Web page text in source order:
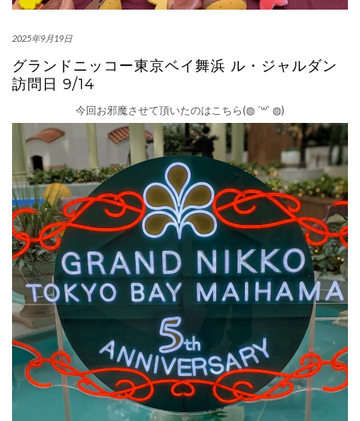
2025年9月19日
グランドニッコー東京ベイ舞浜 ル・ジャルダン
訪問日 9/14
今回お邪魔させて頂いたのはこちら(◍︎ ´꒳` ◍︎)